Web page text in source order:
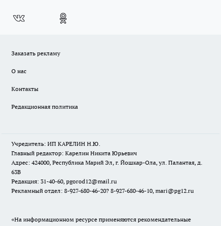
Заказать рекламу
О нас
Контакты
Редакционная политика
Учредитель: ИП КАРЕЛИН Н.Ю.
Главный редактор: Карелин Никита Юрьевич
Адрес: 424000, Республика Марий Эл, г. Йошкар-Ола, ул. Палантая, д.
63В
Редакция: 31-40-60, pgorod12@mail.ru
Рекламный отдел: 8-927-680-46-20? 8-927-680-46-10, mari@pg12.ru
«На информационном ресурсе применяются рекомендательные